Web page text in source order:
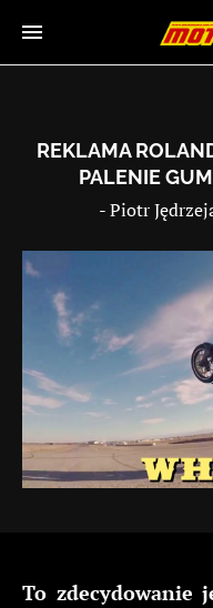
REKLAMA
PALENIE
-Piotr
To zdecydowanie